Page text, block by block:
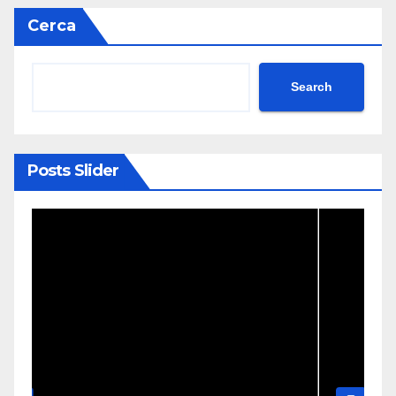
Cerca
Search
Posts Slider